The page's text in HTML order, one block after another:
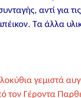
αντί για
Τα άλλα
γεμιστά
τον Γέροντα